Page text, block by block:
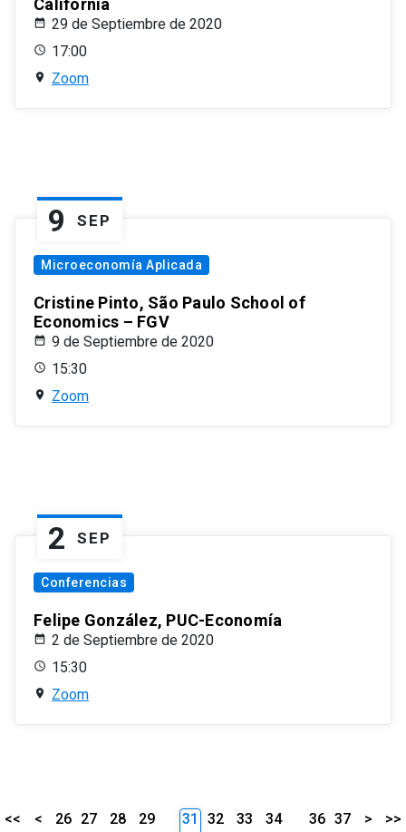
California
29 de Septiembre de 2020
17:00
Zoom
9 SEP
Microeconomía Aplicada
Cristine Pinto, São Paulo School of
Economics – FGV
9 de Septiembre de 2020
15:30
Zoom
2 SEP
Conferencias
Felipe González, PUC-Economía
2 de Septiembre de 2020
15:30
Zoom
<< < 26 27 28
29
31 32 33
34
36 37 > >>